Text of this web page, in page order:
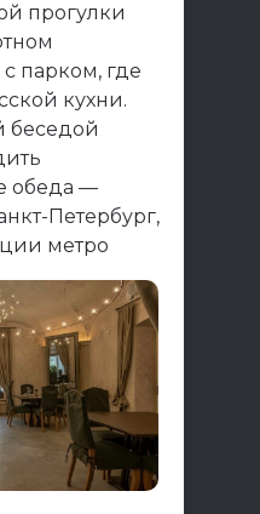
прогулки
парком, где
кухни.
беседой
обеда —
Петербург,
метро